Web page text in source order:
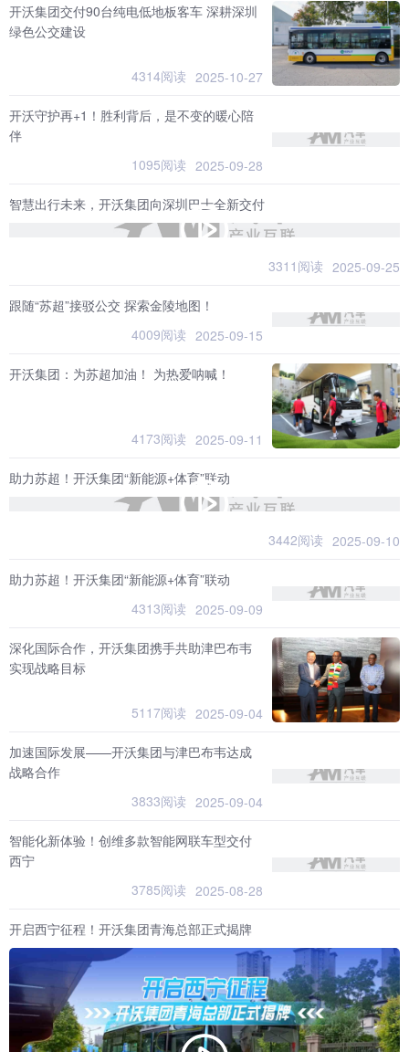
开沃集团交付90台纯电低地板客车 深耕深圳
绿色公交建设
4314阅读 2025-10-27
开沃守护再+1！胜利背后，是不变的暖心陪
伴
1095阅读 2025-09-28
智慧出行未来，开沃集团向深圳巴士全新交付
3311阅读 2025-09-25
跟随“苏超”接驳公交 探索金陵地图！
4009阅读 2025-09-15
开沃集团：为苏超加油！ 为热爱呐喊！
4173阅读 2025-09-11
助力苏超！开沃集团“新能源+体育”联动
3442阅读 2025-09-10
助力苏超！开沃集团“新能源+体育”联动
4313阅读 2025-09-09
深化国际合作，开沃集团携手共助津巴布韦
实现战略目标
5117阅读 2025-09-04
加速国际发展——开沃集团与津巴布韦达成
战略合作
3833阅读 2025-09-04
智能化新体验！创维多款智能网联车型交付
西宁
3785阅读 2025-08-28
开启西宁征程！开沃集团青海总部正式揭牌